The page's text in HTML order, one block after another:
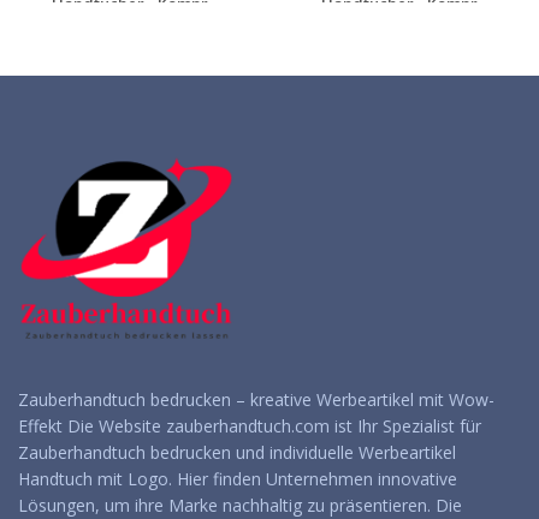
anfragen
anfragen
Zauberhandtuch bedrucken – kreative Werbeartikel mit Wow-
Effekt Die Website zauberhandtuch.com ist Ihr Spezialist für
Zauberhandtuch bedrucken und individuelle Werbeartikel
Handtuch mit Logo. Hier finden Unternehmen innovative
Lösungen, um ihre Marke nachhaltig zu präsentieren. Die